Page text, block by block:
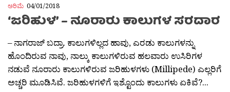
ಅರಿಮೆ 04/01/2018
‘ಜರಿಹುಳ’ – ನೂರಾರು ಕಾಲುಗಳ ಸರದಾರ
– ನಾಗರಾಜ್ ಬದ್ರಾ. ಕಾಲುಗಳಿಲ್ಲದ ಹಾವು, ಎರಡು ಕಾಲುಗಳನ್ನು
ಹೊಂದಿರುವ ನಾವು, ನಾಲ್ಕು ಕಾಲುಗಳಿರುವ ಹಲವಾರು ಉಸಿರಿಗಳ
ನಡುವೆ ನೂರಾರು ಕಾಲುಗಳಿರುವ ಜರಿಹುಳಗಳು (Millipede) ಎಲ್ಲರಿಗೆ
ಅಚ್ಚರಿ ಮೂಡಿಸಿವೆ. ಜರಿಹುಳಗಳಿಗೆ ಇಶ್ಟೊಂದು ಕಾಲುಗಳು ಏಕಿವೆ?...